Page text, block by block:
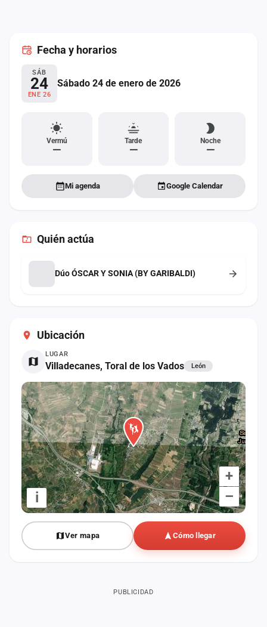
Ubicación
LUGAR
Villadecanes, Toral de los Vados León
+
–
i
Ver mapa Cómo llegar
Fecha y horarios
SÁB
24
ENE 26
Sábado 24 de enero de 2026
Vermú
—
Tarde
—
Noche
—
Mi agenda Google Calendar
Quién actúa
Dúo ÓSCAR Y SONIA (BY GARIBALDI)
PUBLICIDAD